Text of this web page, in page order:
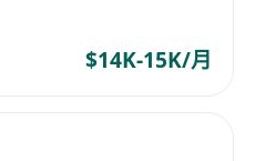
速搭建符合香港監管要
能力。 產品合規設計領
本地處理、本地使用，
凭借优质的产品和服
95% 以上，业务连续性
是，公司已沉淀超过 2
$14K-15K/月